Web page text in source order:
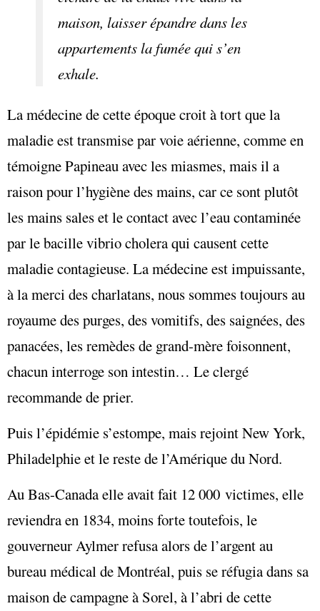
maison, laisser épandre dans les
appartements la fumée qui s’en
exhale.
La médecine de cette époque croit à tort que la
maladie est transmise par voie aérienne, comme en
témoigne Papineau avec les miasmes, mais il a
raison pour l’hygiène des mains, car ce sont plutôt
les mains sales et le contact avec l’eau contaminée
par le bacille vibrio cholera qui causent cette
maladie contagieuse. La médecine est impuissante,
à la merci des charlatans, nous sommes toujours au
royaume des purges, des vomitifs, des saignées, des
panacées, les remèdes de grand-mère foisonnent,
chacun interroge son intestin… Le clergé
recommande de prier.
Puis l’épidémie s’estompe, mais rejoint New York,
Philadelphie et le reste de l’Amérique du Nord.
Au Bas-Canada elle avait fait 12 000 victimes, elle
reviendra en 1834, moins forte toutefois, le
gouverneur Aylmer refusa alors de l’argent au
bureau médical de Montréal, puis se réfugia dans sa
maison de campagne à Sorel, à l’abri de cette